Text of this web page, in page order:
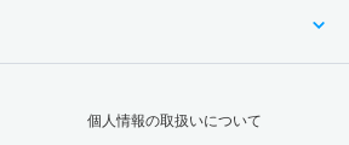
個人情報の取扱いについて